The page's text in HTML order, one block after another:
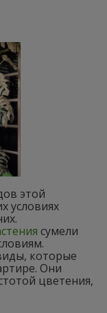
этой
условиях
сумели
которые
Они
цветения,